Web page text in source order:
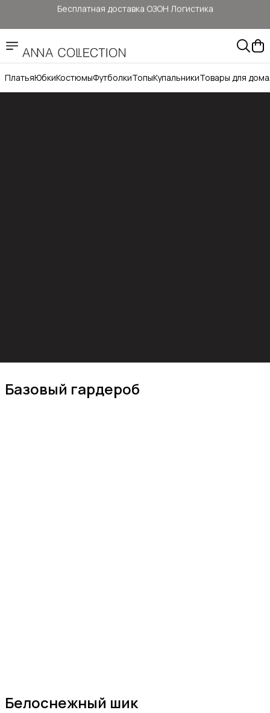
Здесь цены ниже, чем на: ОЗОН, ВБ, Яндекс маркет
Прямые продажи от ANNA COLLECTION
ПлатьяЮбкиКостюмыФутболкиТопыКупальникиТовары для дома
Базовый гардероб
Белоснежный шик